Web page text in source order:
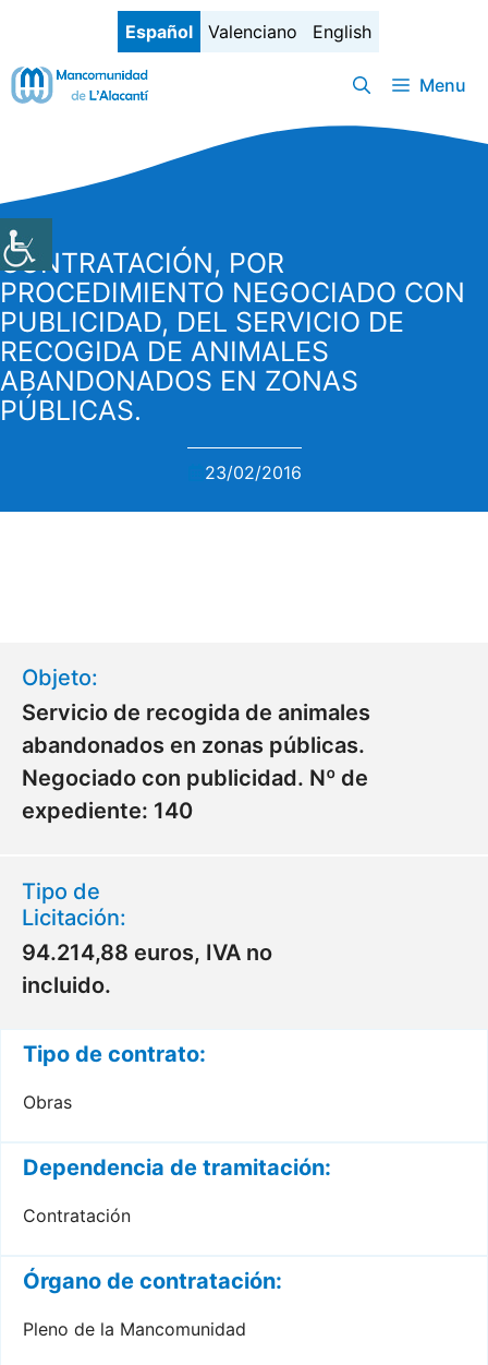
contenido
Español Valenciano English
Menu
CONTRATACIÓN, POR
PROCEDIMIENTO NEGOCIADO CON
PUBLICIDAD, DEL SERVICIO DE
RECOGIDA DE ANIMALES
ABANDONADOS EN ZONAS
PÚBLICAS.
23/02/2016
Objeto:
Servicio de recogida de animales
abandonados en zonas públicas.
Negociado con publicidad. Nº de
expediente: 140
Tipo de
Licitación:
94.214,88 euros, IVA no
incluido.
Tipo de contrato:
Obras
Dependencia de tramitación:
Contratación
Órgano de contratación:
Pleno de la Mancomunidad